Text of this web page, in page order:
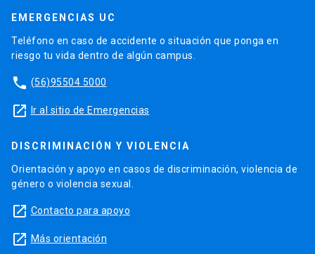
EMERGENCIAS UC
Teléfono en caso de accidente o situación que ponga en
riesgo tu vida dentro de algún campus.
phone (56)95504 5000
launch Ir al sitio de Emergencias
DISCRIMINACIÓN Y VIOLENCIA
Orientación y apoyo en casos de discriminación, violencia de
género o violencia sexual.
launch Contacto para apoyo
launch Más orientación